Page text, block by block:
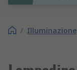
/ Illuminazione